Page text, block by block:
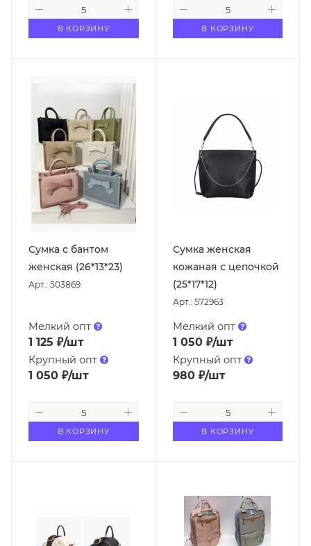
В КОРЗИНУ В КОРЗИНУ
Сумка с бантом
женская (26*13*23)
Арт.: 503869
Мелкий опт
1 125 ₽/шт
Крупный опт
1 050 ₽/шт
В КОРЗИНУ
Сумка женская
кожаная с цепочкой
(25*17*12)
Арт.: 572963
Мелкий опт
1 050₽/шт
Крупный опт
980₽/шт
В КОРЗИНУ